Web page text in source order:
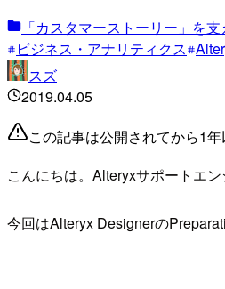
「カスタマーストーリー」を
ビジネス・アナリティクス
スズ
2019.04.05
この記事は公開されてから1
こんにちは。Alteryxサポートエ
今回はAlteryx Designerの